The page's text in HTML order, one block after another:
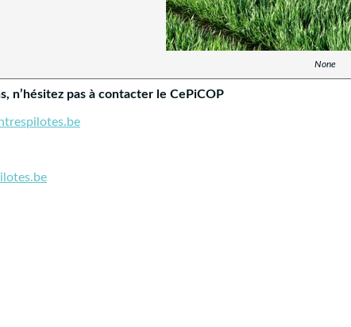
None
n’hésitez pas à contacter le CePiCOP